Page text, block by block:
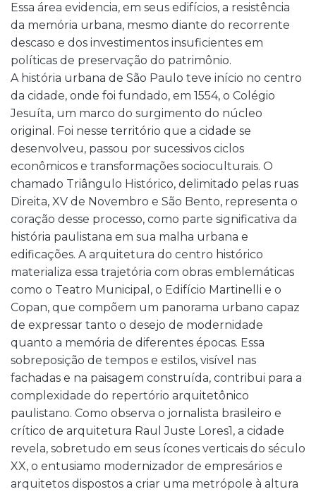
Essa área evidencia, em seus edifícios, a resistência
da memória urbana, mesmo diante do recorrente
descaso e dos investimentos insuficientes em
políticas de preservação do patrimônio.
A história urbana de São Paulo teve início no centro
da cidade, onde foi fundado, em 1554, o Colégio
Jesuíta, um marco do surgimento do núcleo
original. Foi nesse território que a cidade se
desenvolveu, passou por sucessivos ciclos
econômicos e transformações socioculturais. O
chamado Triângulo Histórico, delimitado pelas ruas
Direita, XV de Novembro e São Bento, representa o
coração desse processo, como parte significativa da
história paulistana em sua malha urbana e
edificações. A arquitetura do centro histórico
materializa essa trajetória com obras emblemáticas
como o Teatro Municipal, o Edifício Martinelli e o
Copan, que compõem um panorama urbano capaz
de expressar tanto o desejo de modernidade
quanto a memória de diferentes épocas. Essa
sobreposição de tempos e estilos, visível nas
fachadas e na paisagem construída, contribui para a
complexidade do repertório arquitetônico
paulistano. Como observa o jornalista brasileiro e
crítico de arquitetura Raul Juste Lores1, a cidade
revela, sobretudo em seus ícones verticais do século
XX, o entusiamo modernizador de empresários e
arquitetos dispostos a criar uma metrópole à altura